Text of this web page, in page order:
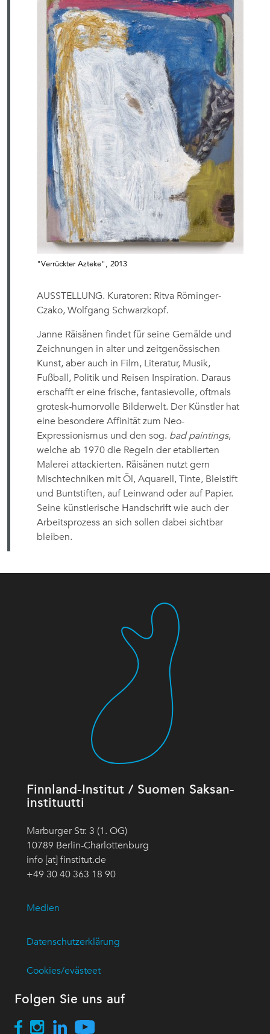
"Verrückter Azteke", 2013
AUSSTELLUNG. Kuratoren: Ritva Röminger-
Czako, Wolfgang Schwarzkopf.
Janne Räisänen findet für seine Gemälde und
Zeichnungen in alter und zeitgenössischen
Kunst, aber auch in Film, Literatur, Musik,
Fußball, Politik und Reisen Inspiration. Daraus
erschafft er eine frische, fantasievolle, oftmals
grotesk-humorvolle Bilderwelt. Der Künstler hat
eine besondere Affinität zum Neo-
Expressionismus und den sog. bad paintings,
welche ab 1970 die Regeln der etablierten
Malerei attackierten. Räisänen nutzt gern
Mischtechniken mit Öl, Aquarell, Tinte, Bleistift
und Buntstiften, auf Leinwand oder auf Papier.
Seine künstlerische Handschrift wie auch der
Arbeitsprozess an sich sollen dabei sichtbar
bleiben.
Finnland-Institut / Suomen Saksan-
instituutti
Marburger Str. 3 (1. OG)
10789 Berlin-Charlottenburg
info [at] finstitut.de
+49 30 40 363 18 90
Medien
Datenschutzerklärung
Cookies/evästeet
Folgen Sie uns auf